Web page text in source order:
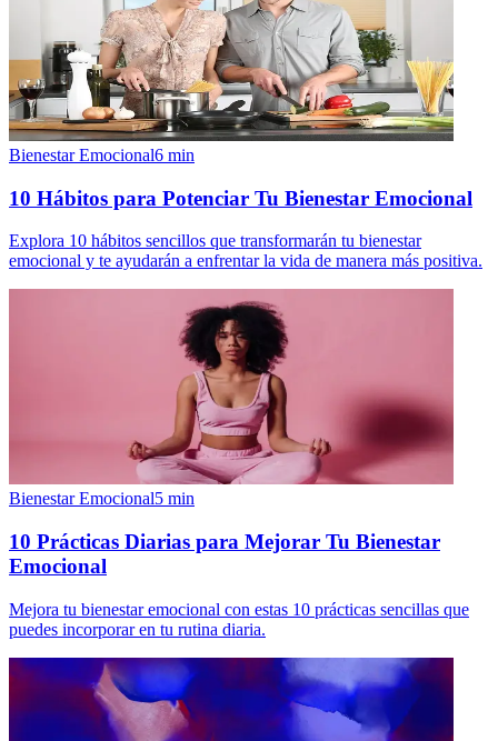
Bienestar Emocional6 min
10 Hábitos para Potenciar Tu Bienestar Emocional
Explora 10 hábitos sencillos que transformarán tu bienestar
emocional y te ayudarán a enfrentar la vida de manera más positiva.
Bienestar Emocional5 min
10 Prácticas Diarias para Mejorar Tu Bienestar
Emocional
Mejora tu bienestar emocional con estas 10 prácticas sencillas que
puedes incorporar en tu rutina diaria.